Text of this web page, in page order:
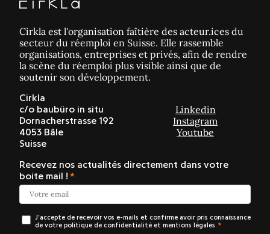
Cirkla est l'organisation faîtière des acteur.ices du
secteur du réemploi en Suisse. Elle rassemble
organisations, entreprises et privés, afin de rendre
la scène du réemploi plus visible ainsi que de
soutenir son développement.
Cirkla
c/o baubüro in situ
Dornacherstrasse 192
4053 Bâle
Suisse
Linkedin
Instagram
Youtube
Recevez nos actualités directement dans votre
boite mail !
J’accepte de recevoir vos e-mails et confirme avoir pris connaissance
de votre politique de confidentialité et mentions légales.